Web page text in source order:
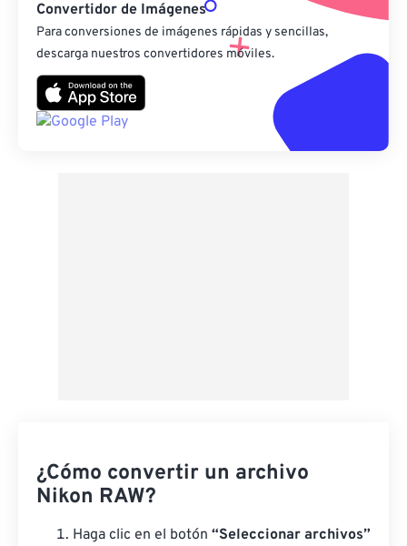
Convertidor de Imágenes
Para conversiones de imágenes rápidas y sencillas,
descarga nuestros convertidores móviles.
¿Cómo convertir un archivo
Nikon RAW?
Haga clic en el botón “Seleccionar archivos”